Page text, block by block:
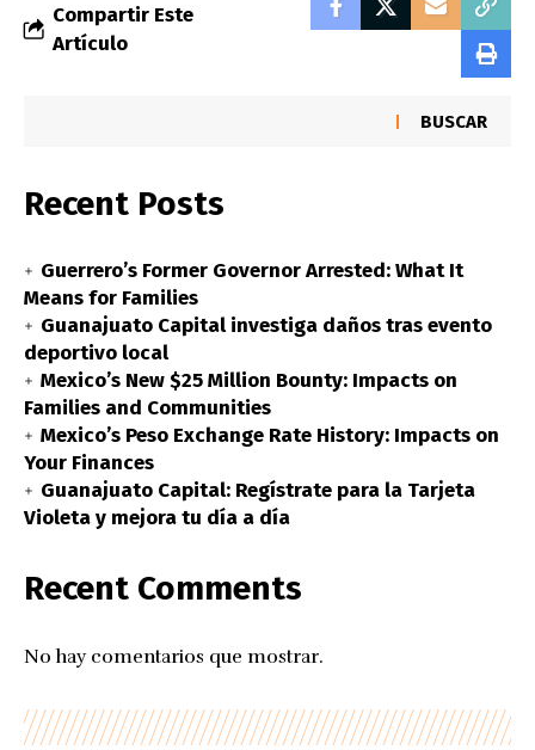
Compartir Este
Artículo
BUSCAR
Recent Posts
Guerrero’s Former Governor Arrested: What It
Means for Families
Guanajuato Capital investiga daños tras evento
deportivo local
Mexico’s New $25 Million Bounty: Impacts on
Families and Communities
Mexico’s Peso Exchange Rate History: Impacts on
Your Finances
Guanajuato Capital: Regístrate para la Tarjeta
Violeta y mejora tu día a día
Recent Comments
No hay comentarios que mostrar.